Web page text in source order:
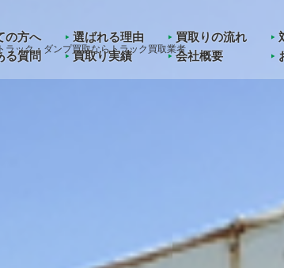
in /home/kawashoji/truck-kaitori.jp/
ラック・ダンプ買取ならトラック買取業者
の方へ 選ばれる理由 買取りの流れ
る質問
買取り実績 会社概要